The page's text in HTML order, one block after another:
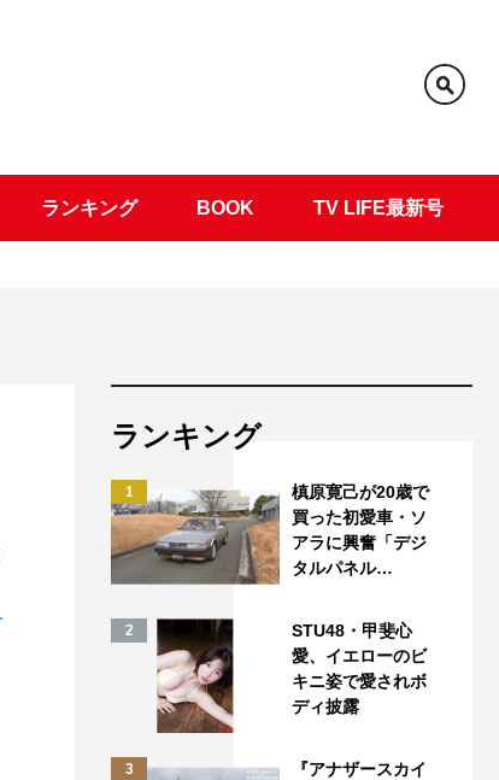
ランキング BOOK TV LIFE最新号
ランキング
1
槙原寛己が20歳で
買った初愛車・ソ
アラに興奮「デジ
タルパネル…
2
STU48・甲斐心
愛、イエローのビ
キニ姿で愛されボ
ディ披露
3
『アナザースカイ